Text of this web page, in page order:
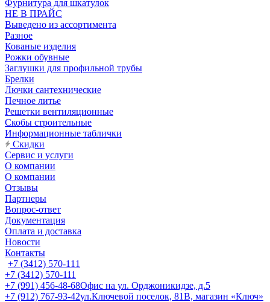
Фурнитура для шкатулок
НЕ В ПРАЙС
Выведено из ассортимента
Разное
Кованые изделия
Рожки обувные
Заглушки для профильной трубы
Брелки
Лючки сантехнические
Печное литье
Решетки вентиляционные
Скобы строительные
Информационные таблички
Скидки
Сервис и услуги
О компании
О компании
Отзывы
Партнеры
Вопрос-ответ
Документация
Оплата и доставка
Новости
Контакты
+7 (3412) 570-111
+7 (3412) 570-111
+7 (991) 456-48-68Офис на ул. Орджоникидзе, д.5
+7 (912) 767-93-42ул.Ключевой поселок, 81В, магазин «Ключ»